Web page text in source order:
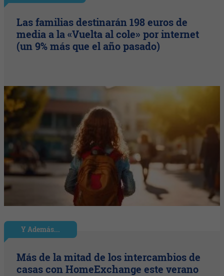
Las familias destinarán 198 euros de
media a la «Vuelta al cole» por internet
(un 9% más que el año pasado)
Y Además...
Más de la mitad de los intercambios de
casas con HomeExchange este verano